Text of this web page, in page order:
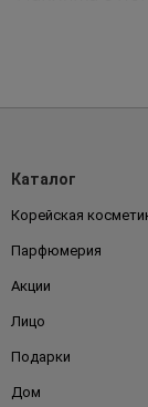
Каталог
Корейская
Парфюмерия
Акции
Лицо
Подарки
Дом